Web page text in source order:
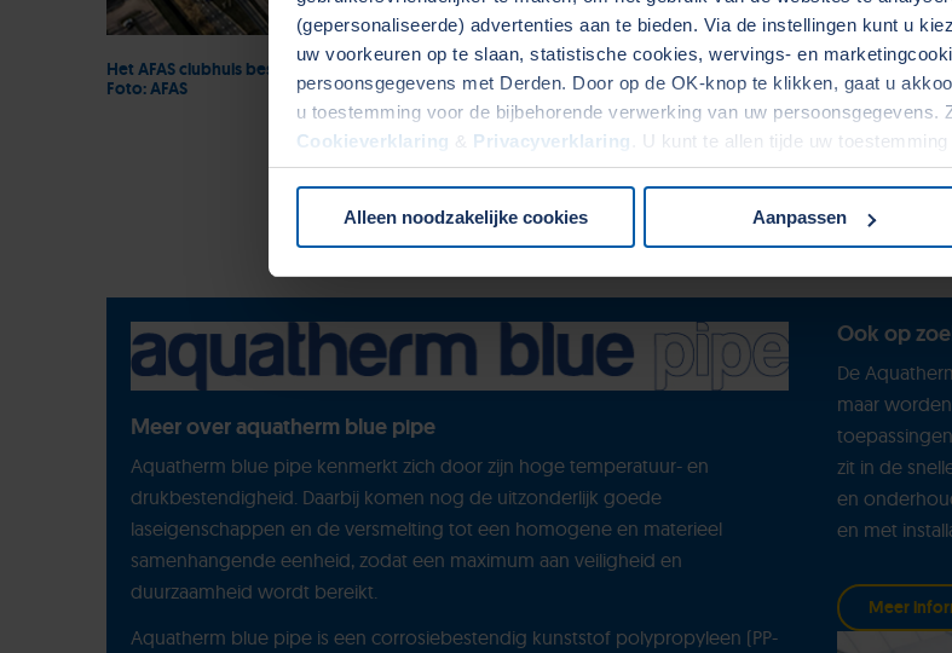
(gepersonaliseerde) advertenties aan te bieden. Via de instellingen kunt u
uw voorkeuren op te slaan, statistische cookies, wervings- en
persoonsgegevens met Derden. Door op de OK-knop te klikken, gaat u
u toestemming voor de bijbehorende verwerking van uw persoonsgegevens.
Cookieverklaring & Privacyverklaring . U kunt te allen tijde uw
onze website.
Alleen noodzakelijke cookies Aanpassen
Het AFAS clubhuis bestaat uit verschillende gebouwen die met elkaar in verbinding staan.
Foto: AFAS
geïnstalleerd."
Meer over aquatherm blue pipe
Aquatherm blue pipe kenmerkt zich door zijn hoge temperatuur- en
drukbestendigheid. Daarbij komen nog de uitzonderlijk goede
laseigenschappen en de versmelting tot een homogene en materieel
samenhangende eenheid, zodat een maximum aan veiligheid en
duurzaamheid wordt bereikt.
Aquatherm blue pipe is een corrosiebestendig kunststof polypropyleen (PP-
Ook op
De
maar
zit in de
en
en met
Meer